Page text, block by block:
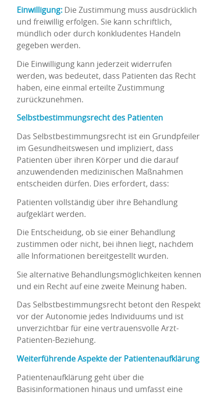
Einwilligung:Die Zustimmung muss ausdrücklich
und freiwillig erfolgen. Sie kann schriftlich,
mündlich oder durch konkludentes Handeln
gegeben werden.
Die Einwilligung kann jederzeit widerrufen
werden, was bedeutet, dass Patienten das Recht
haben, eine einmal erteilte Zustimmung
zurückzunehmen.
Selbstbestimmungsrecht des Patienten
Das Selbstbestimmungsrecht ist ein Grundpfeiler
im Gesundheitswesen und impliziert, dass
Patienten über ihren Körper und die darauf
anzuwendenden medizinischen Maßnahmen
entscheiden dürfen. Dies erfordert, dass:
Patienten vollständig über ihre Behandlung
aufgeklärt werden.
Die Entscheidung, ob sie einer Behandlung
zustimmen oder nicht, bei ihnen liegt, nachdem
alle Informationen bereitgestellt wurden.
Sie alternative Behandlungsmöglichkeiten kennen
und ein Recht auf eine zweite Meinung haben.
Das Selbstbestimmungsrecht betont den Respekt
vor der Autonomie jedes Individuums und ist
unverzichtbar für eine vertrauensvolle Arzt-
Patienten-Beziehung.
Weiterführende Aspekte der Patientenaufklärung
Patientenaufklärung geht über die
Basisinformationen hinaus und umfasst eine